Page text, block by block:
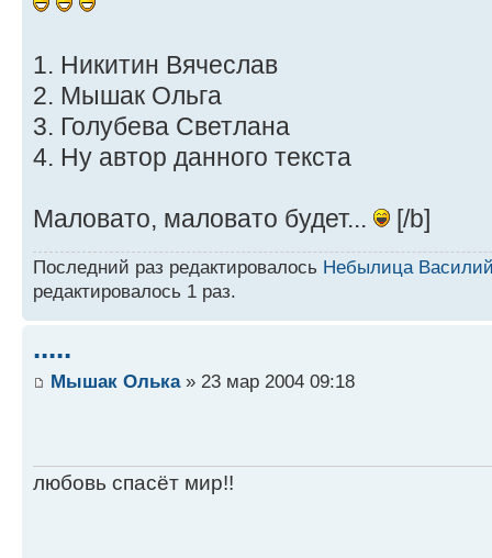
1. Никитин Вячеслав
2. Мышак Ольга
3. Голубева Светлана
4. Ну автор данного текста
Маловато, маловато будет... [/b]
Последний раз редактировалось Небылица
редактировалось 1 раз.
.....
Мышак Олька» 23 мар 2004 09:18
любовь спасёт мир!!